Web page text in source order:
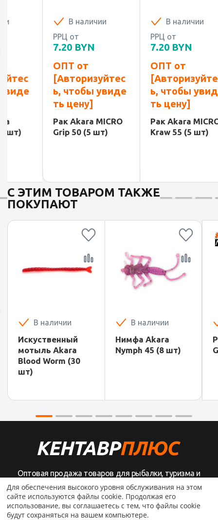
[Авторизуйтес
ь, чтобы увиде
Рак Akara MICRO
Grip 50 (5 шт)
[Авторизуйтес
ь, чтобы увиде
Рак Akara MICRO
Kraw 55 (5 шт)
ь,
С ЭТИМ ТОВАРОМ ТАКЖЕ
ПОКУПАЮТ
В наличии
Искуственный
мотыль Akara
Blood Worm (30
шт)
В наличии
Нимфа Akara
Nymph 45 (8 шт)
Оптовая продажа товаров для рыбалки, туризма и
Для обеспечения высокого уровня обслуживания на этом
сайте используются файлы cookie. Продолжая его
использование, вы соглашаетесь с тем, что файлы cookie
будут сохраняться на вашем компьютере.